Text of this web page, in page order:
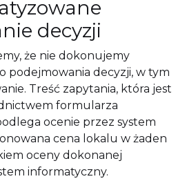
decyzji
że nie dokonujemy
podejmowania decyzji, w tym
Treść zapytania, która jest
formularza
ocenie przez system
cena lokalu w żaden
oceny dokonanej
informatyczny.